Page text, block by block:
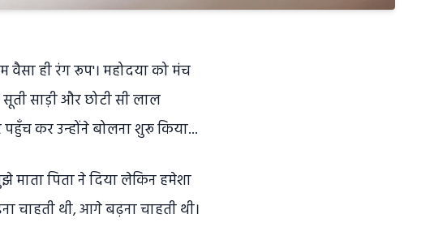
वैसा ही रंग रूप'। महोदया को मंच
साड़ी और छोटी सी लाल
कर उन्होंने बोलना शुरू किया...
माता पिता ने दिया लेकिन हमेशा
चाहती थी, आगे बढ़ना चाहती थी।